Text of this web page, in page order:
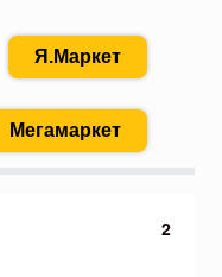
Я.Маркет
Мегамаркет
2